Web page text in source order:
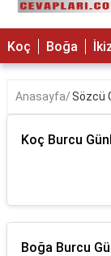
Koç Boğa
Anasayfa Sözcü
Koç Burcu
Boğa Burcu